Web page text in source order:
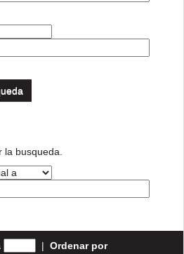
busqueda.
| Ordenar por